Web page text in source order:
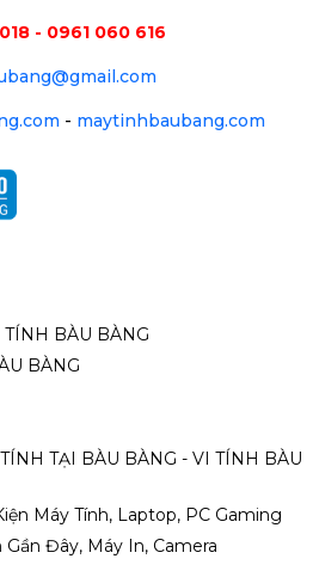
IU 4.0MP
- 0961 060 616
- maytinhbaubang.com
TÍNH BÀU BÀNG
BÀNG
TẠI BÀU BÀNG - VI TÍNH BÀU
Máy Tính, Laptop, PC Gaming
Gần Đây, Máy In, Camera